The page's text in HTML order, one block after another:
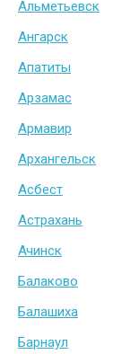
Альметьевск
Ангарск
Апатиты
Арзамас
Армавир
Архангельск
Асбест
Астрахань
Ачинск
Балаково
Балашиха
Барнаул